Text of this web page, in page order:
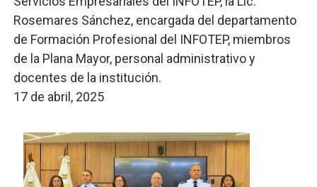
Rosemares Sánchez, encargada del departamento
de Formación Profesional del INFOTEP, miembros
de la Plana Mayor, personal administrativo y
docentes de la institución.
17 de abril, 2025